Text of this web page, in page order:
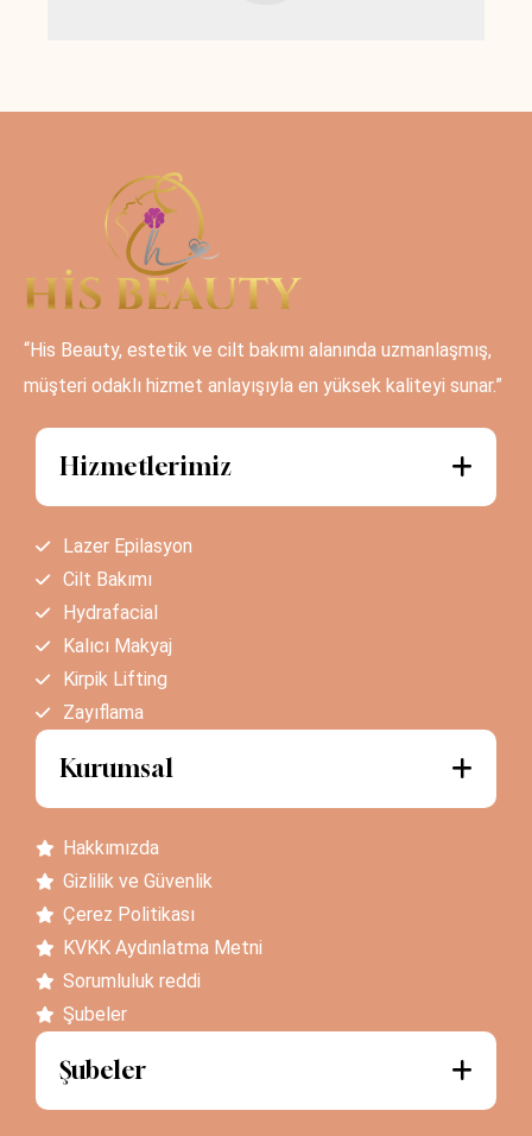
“His Beauty, estetik ve cilt bakımı alanında uzmanlaşmış,
müşteri odaklı hizmet anlayışıyla en yüksek kaliteyi sunar.”
Hizmetlerimiz
Lazer Epilasyon
Cilt Bakımı
Hydrafacial
Kalıcı Makyaj
Kirpik Lifting
Zayıflama
Kurumsal
Hakkımızda
Gizlilik ve Güvenlik
Çerez Politikası
KVKK Aydınlatma Metni
Sorumluluk reddi
Şubeler
Şubeler